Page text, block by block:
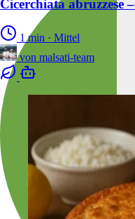
Cicerchiata abruzzese
1 min · Mittel
von malsati-team